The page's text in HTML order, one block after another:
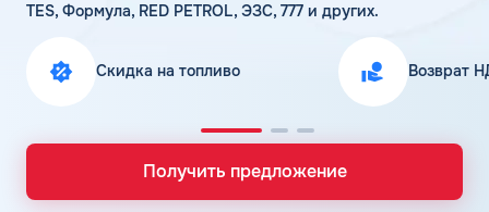
TES, Формула, RED PETROL, ЭЗС, 777 и других.
Скидка на топливо Возврат
Получить предложение